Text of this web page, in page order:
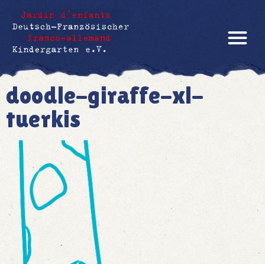
doodle-giraffe-xl-
tuerkis